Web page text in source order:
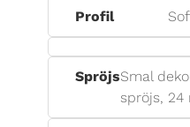
Profil
SpröjsSmal
spröjs, 24